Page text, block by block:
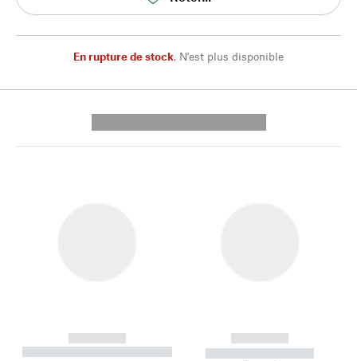
En rupture de stock, N'est plus disponible
------------
----------- ----------- --------
------------
----------- -----------